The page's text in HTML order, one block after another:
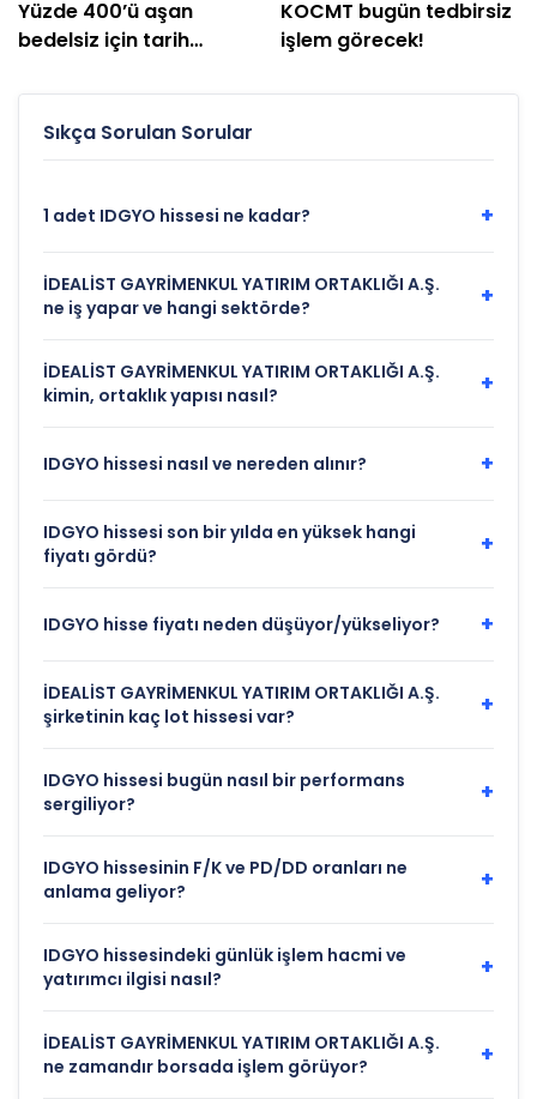
Yüzde 400’ü aşan
bedelsiz için tarih
KOCMT bugün tedbirsiz
işlem görecek!
Sıkça Sorulan Sorular
1 adet IDGYO hissesi ne kadar? +
İDEALİST GAYRİMENKUL YATIRIM ORTAKLIĞI A.Ş.
ne iş yapar ve hangi sektörde?
+
İDEALİST GAYRİMENKUL YATIRIM ORTAKLIĞI A.Ş.
kimin, ortaklık yapısı nasıl?
+
IDGYO hissesi nasıl ve nereden alınır? +
IDGYO hissesi son bir yılda en yüksek hangi
fiyatı gördü?
+
IDGYO hisse fiyatı neden düşüyor/yükseliyor? +
İDEALİST GAYRİMENKUL YATIRIM ORTAKLIĞI A.Ş.
şirketinin kaç lot hissesi var?
+
IDGYO hissesi bugün nasıl bir performans
sergiliyor?
+
IDGYO hissesinin F/K ve PD/DD oranları ne
anlama geliyor?
+
IDGYO hissesindeki günlük işlem hacmi ve
yatırımcı ilgisi nasıl?
+
İDEALİST GAYRİMENKUL YATIRIM ORTAKLIĞI A.Ş.
ne zamandır borsada işlem görüyor?
+